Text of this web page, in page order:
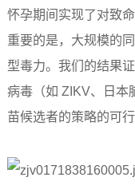
怀孕期间实现了对致
重要的是，大规模的
型毒力。我们的结果
病毒（如 ZIKV、日本
苗候选者的策略的可行